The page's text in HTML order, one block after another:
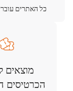
כל האתרים
מוצאים
הכרטיסים